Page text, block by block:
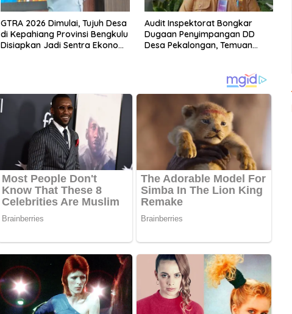
GTRA 2026 Dimulai, Tujuh Desa
di Kepahiang Provinsi Bengkulu
Disiapkan Jadi Sentra Ekonomi
Audit Inspektorat Bongkar
Dugaan Penyimpangan DD
Desa Pekalongan, Temuan